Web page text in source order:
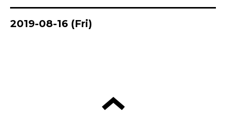
2019-08-16 (Fri)